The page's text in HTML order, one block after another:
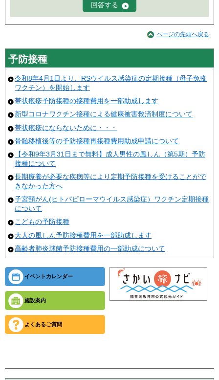
ページの先頭へ戻る
予防接種
令和8年4月1日より、RSウイルス感染症の定期接種（母子免疫
ワクチン）を開始します
帯状疱疹予防接種の接種費用を一部助成します
新型コロナワクチン接種による健康被害救済制度について
帯状疱疹にならないために・・・
骨髄移植後等の予防接種再接種費用助成申請について
【令和9年3月31日まで無料】成人男性の風しん（第5期）予防
接種について
長期療養が必要な疾病等により定期予防接種を受けることがで
きなかった方へ
子宮頸がん(ヒトパピローマウイルス感染症）ワクチン定期接種
について
こどもの予防接種
大人の風しん予防接種費用を一部助成します
高齢者肺炎球菌予防接種費用の一部助成について
イベントカレンダー
施設案内
よくあるご質問